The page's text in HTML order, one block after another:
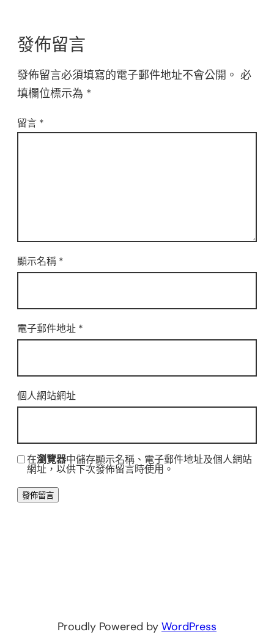
發佈留言
發佈留言必須填寫的電子郵件地址不會公開。 必
填欄位標示為 *
留言 *
顯示名稱 *
電子郵件地址 *
個人網站網址
在瀏覽器中儲存顯示名稱、電子郵件地址及個人網站
網址，以供下次發佈留言時使用。
Proudly Powered by WordPress